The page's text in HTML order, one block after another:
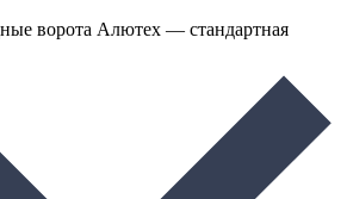
ворота Алютех — стандартная